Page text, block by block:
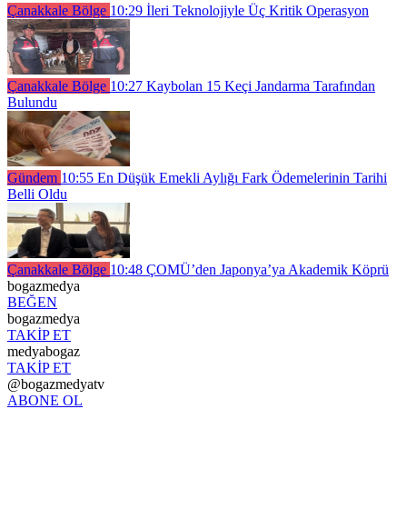
Çanakkale Bölge 10:29 İleri Teknolojiyle Üç Kritik Operasyon
Çanakkale Bölge 10:27 Kaybolan 15 Keçi Jandarma Tarafından
Bulundu
Gündem 10:55 En Düşük Emekli Aylığı Fark Ödemelerinin Tarihi
Belli Oldu
Çanakkale Bölge 10:48 ÇOMÜ’den Japonya’ya Akademik Köprü
bogazmedya
BEĞEN
bogazmedya
TAKİP ET
medyabogaz
TAKİP ET
@bogazmedyatv
ABONE OL